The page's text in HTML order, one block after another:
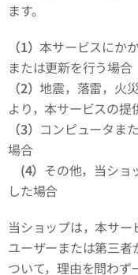
ます。
（1）本サービスにか
または更新を行う場合
（2）地震，落雷，火
より，本サービスの
（3） コンピュータま
場合
(4） その他，当ショ
した場合
当ショップは，本サー
ユーザーまたは第三
ついて，理由を問わず